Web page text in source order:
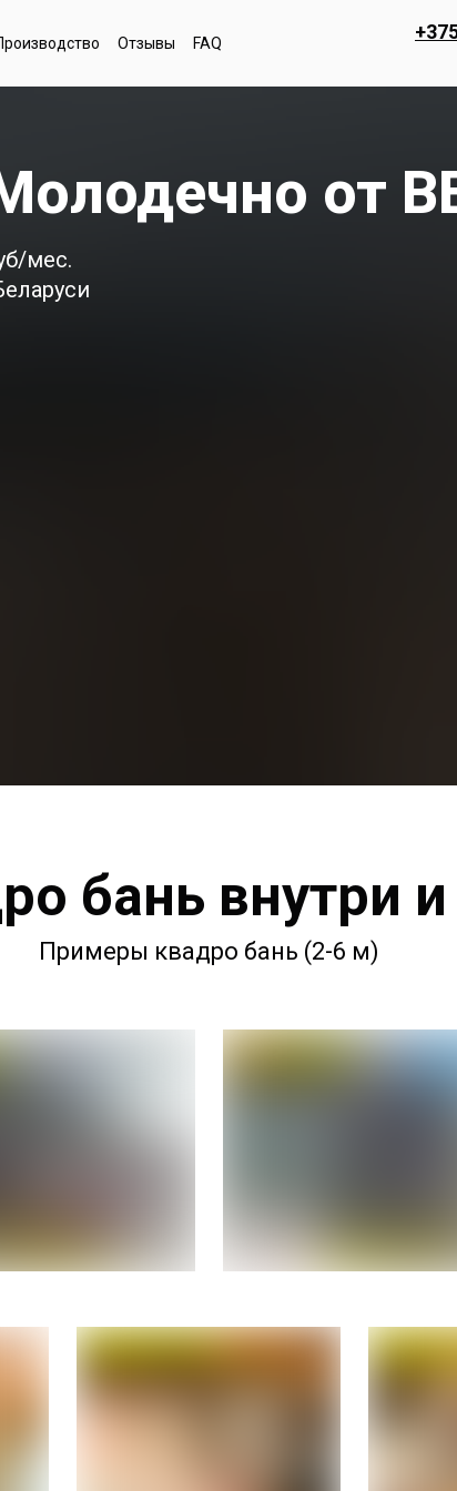
Отзывы FAQ
мес.
от
бань внутри
Примеры квадро бань (2-6 м)